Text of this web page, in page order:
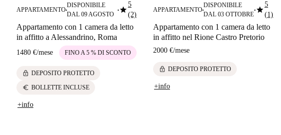
APPARTAMENTO■
DISPONIBILE
DAL 09 AGOSTO
■star5
(2)
Appartamento con 1 camera da letto
in affitto a Alessandrino, Roma
1480 €/mese FINO A 5 % DI SCONTO
lock DEPOSITO PROTETTO
euro BOLLETTE INCLUSE
+info
APPARTAMENTO■
DISPONIBILE
DAL 03 OTTOBRE
■star5
(1)
Appartamento con 1 camera da letto
in affitto nel Rione Castro Pretorio
2000 €/mese
lock DEPOSITO PROTETTO
+info